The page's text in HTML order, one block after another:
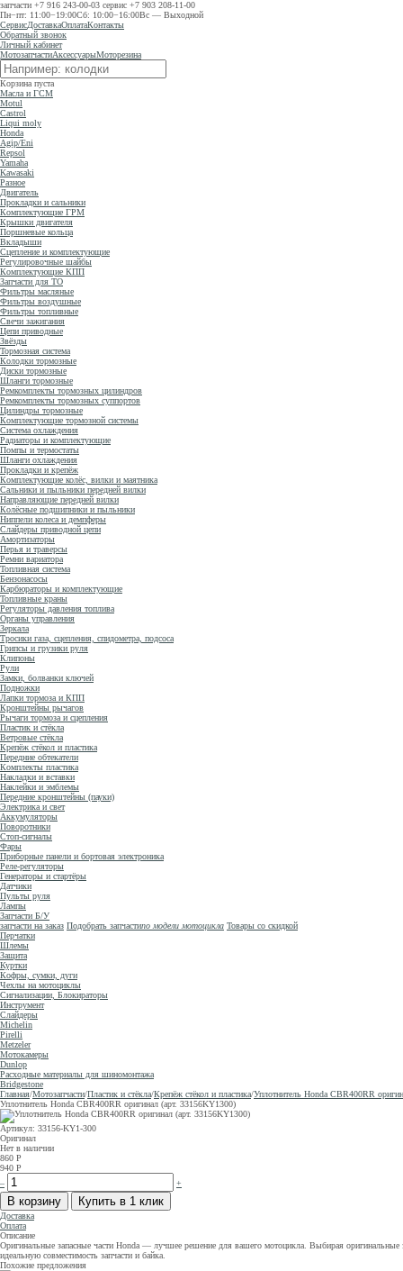
запчасти +7 916 243-00-03 сервис +7 903 208-11-00
Пн−пт: 11:00−19:00Сб: 10:00−16:00Вс — Выходной
СервисДоставкаОплатаКонтакты
Обратный звонок
Личный кабинет
МотозапчастиАксессуарыМоторезина
Корзина пуста
Масла и ГСМ
Motul
Castrol
Liqui moly
Honda
Agip/Eni
Repsol
Yamaha
Kawasaki
Разное
Двигатель
Прокладки и сальники
Комплектующие ГРМ
Крышки двигателя
Поршневые кольца
Вкладыши
Сцепление и комплектующие
Регулировочные шайбы
Комплектующие КПП
Запчасти для ТО
Фильтры масляные
Фильтры воздушные
Фильтры топливные
Свечи зажигания
Цепи приводные
Звёзды
Тормозная система
Колодки тормозные
Диски тормозные
Шланги тормозные
Ремкомплекты тормозных цилиндров
Ремкомплекты тормозных суппортов
Цилиндры тормозные
Комплектующие тормозной системы
Система охлаждения
Радиаторы и комплектующие
Помпы и термостаты
Шланги охлаждения
Прокладки и крепёж
Комплектующие колёс, вилки и маятника
Сальники и пыльники передней вилки
Направляющие передней вилки
Колёсные подшипники и пыльники
Ниппели колеса и демпферы
Слайдеры приводной цепи
Амортизаторы
Перья и траверсы
Ремни вариатора
Топливная система
Бензонасосы
Карбюраторы и комплектующие
Топливные краны
Регуляторы давления топлива
Органы управления
Зеркала
Тросики газа, сцепления, спидометра, подсоса
Грипсы и грузики руля
Клипоны
Рули
Замки, болванки ключей
Подножки
Лапки тормоза и КПП
Кронштейны рычагов
Рычаги тормоза и сцепления
Пластик и стёкла
Ветровые стёкла
Крепёж стёкол и пластика
Передние обтекатели
Комплекты пластика
Накладки и вставки
Наклейки и эмблемы
Передние кронштейны (пауки)
Электрика и свет
Аккумуляторы
Поворотники
Стоп-сигналы
Фары
Приборные панели и бортовая электроника
Реле-регуляторы
Генераторы и стартёры
Датчики
Пульты руля
Лампы
Запчасти Б/У
запчасти на заказ Подобрать запчастипо модели мотоцикла Товары со скидкой
Перчатки
Шлемы
Защита
Куртки
Кофры, сумки, дуги
Чехлы на мотоциклы
Сигнализации, Блокираторы
Инструмент
Слайдеры
Michelin
Pirelli
Metzeler
Мотокамеры
Dunlop
Расходные материалы для шиномонтажа
Bridgestone
Главная/Мотозапчасти/Пластик и стёкла/Крепёж стёкол и пластика/Уплотнитель Honda CBR400RR
Уплотнитель Honda CBR400RR оригинал (арт. 33156KY1300)
Артикул: 33156-KY1-300
Оригинал
Нет в наличии
860 Р
940 Р
–
+
Доставка
Оплата
Описание
Оригинальные запасные части Honda — лучшее решение для вашего мотоцикла. Выбирая оригинальные
идеальную совместимость запчасти и байка.
Похожие предложения